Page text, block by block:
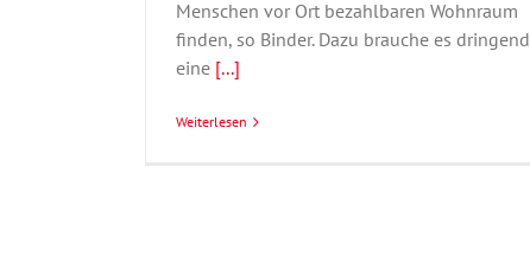
Menschen vor Ort bezahlbaren Wohnraum
finden, so Binder. Dazu brauche es dringend
eine [...]
Weiterlesen